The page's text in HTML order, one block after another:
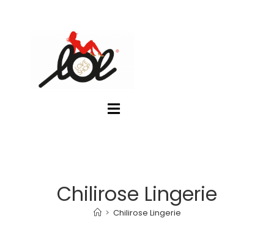
Chilirose Lingerie
> Chilirose Lingerie